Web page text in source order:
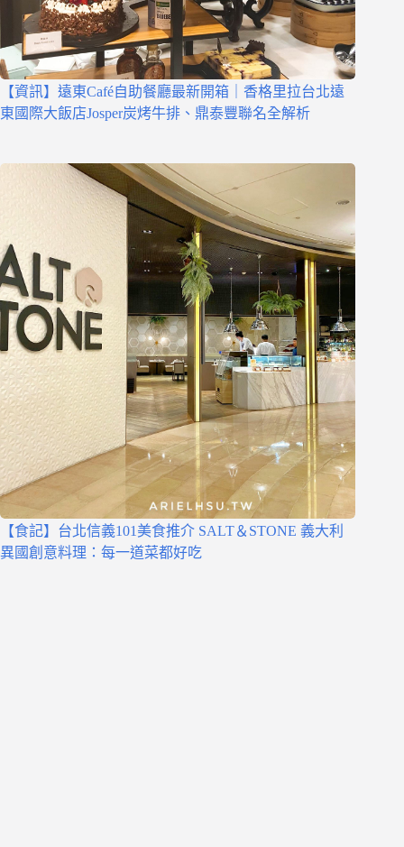
【資訊】遠東Café自助餐廳最新開箱｜香格里拉台北遠
東國際大飯店Josper炭烤牛排、鼎泰豐聯名全解析
【食記】台北信義101美食推介 SALT＆STONE 義大利
異國創意料理：每一道菜都好吃